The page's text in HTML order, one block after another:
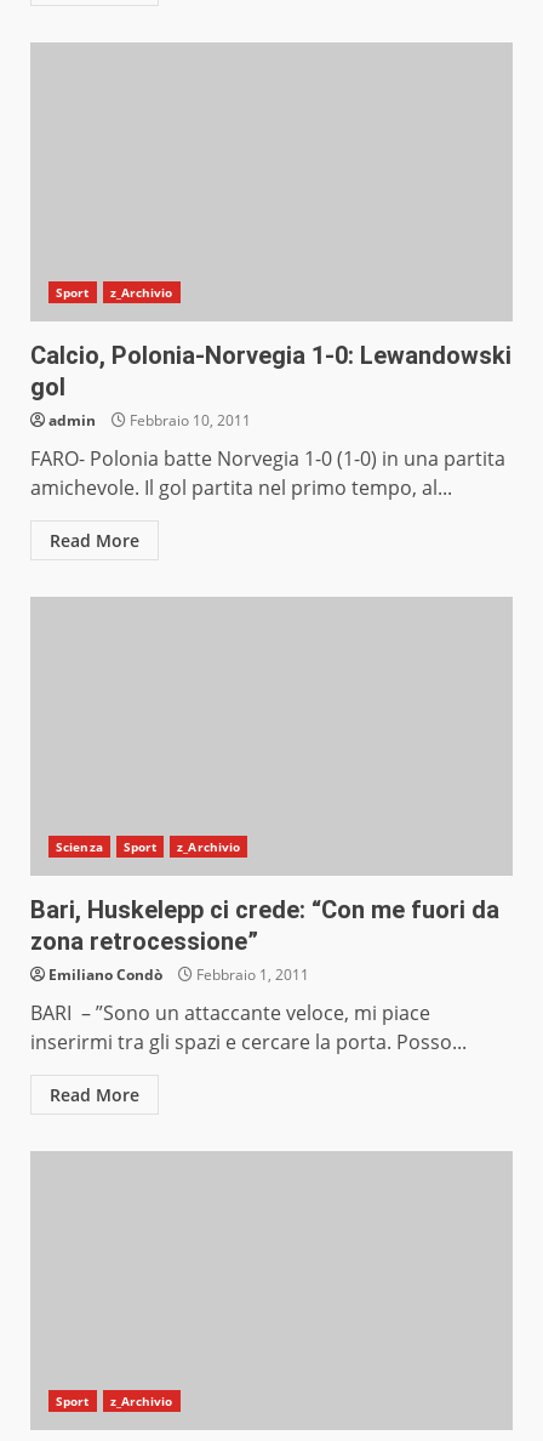
Sport z_Archivio
Calcio, Polonia-Norvegia 1-0: Lewandowski
gol
admin Febbraio 10, 2011
FARO- Polonia batte Norvegia 1-0 (1-0) in una partita
amichevole. Il gol partita nel primo tempo, al...
Read More
Scienza Sport z_Archivio
Bari, Huskelepp ci crede: “Con me fuori da
zona retrocessione”
Emiliano Condò Febbraio 1, 2011
BARI – ”Sono un attaccante veloce, mi piace
inserirmi tra gli spazi e cercare la porta. Posso...
Read More
Sport z_Archivio